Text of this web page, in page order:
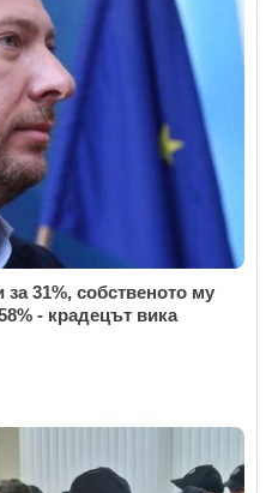
31%, собственото му
- крадецът вика